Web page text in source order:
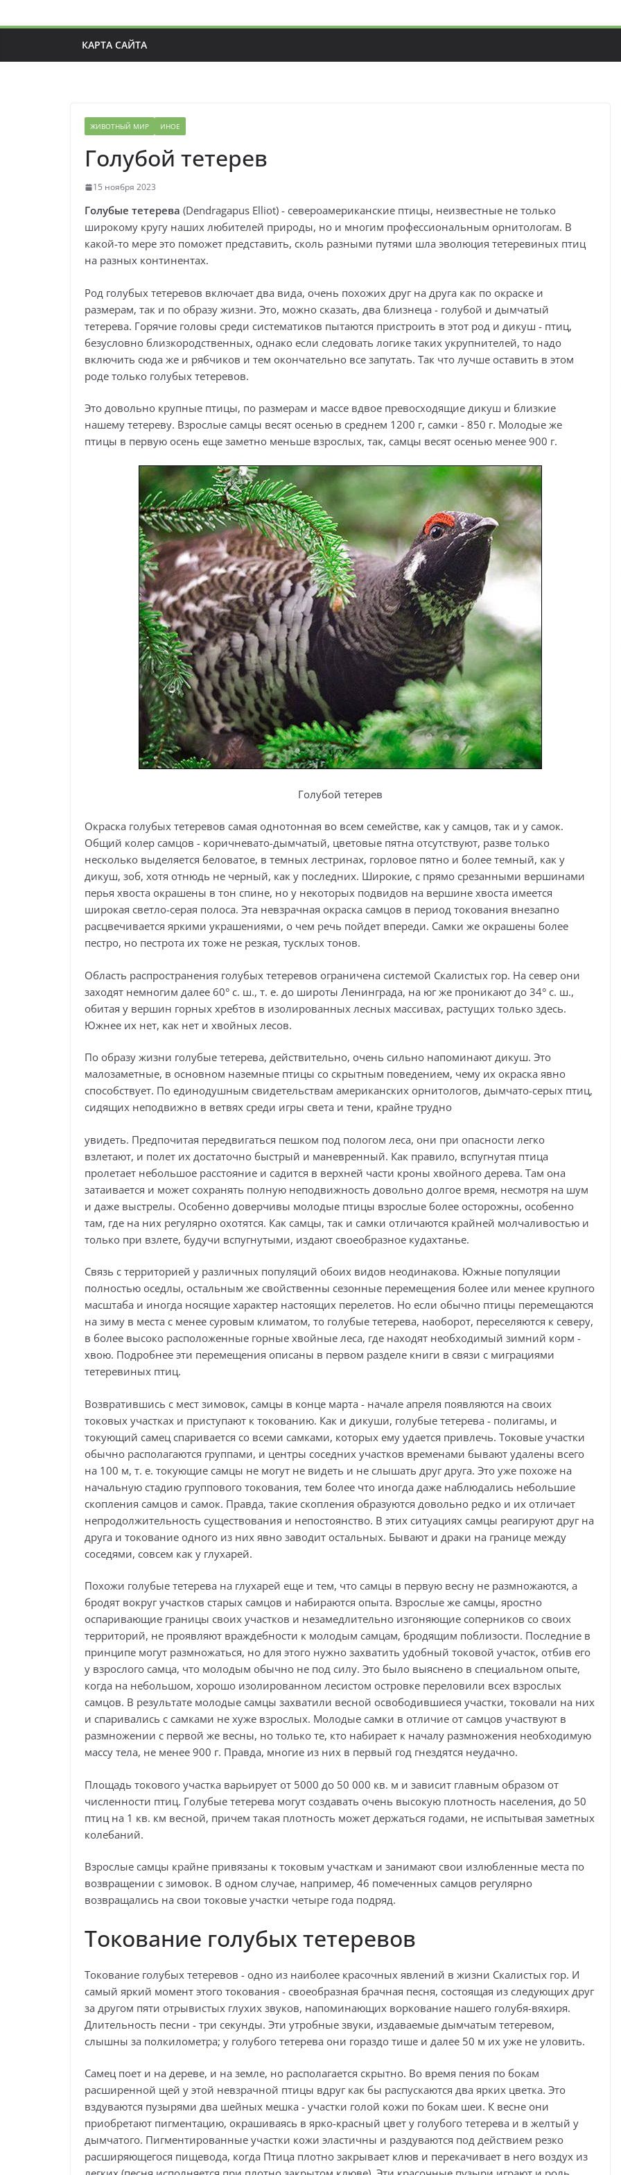
КАРТА САЙТА
ЖИВОТНЫЙ МИР ИНОЕ
Голубой тетерев
15 ноября 2023
Голубые тетерева (Dendragapus Elliot) - североамериканские птицы, неизвестные не только
широкому кругу наших любителей природы, но и многим профессиональным орнитологам. В
какой-то мере это поможет представить, сколь разными путями шла эволюция тетеревиных птиц
на разных континентах.
Род голубых тетеревов включает два вида, очень похожих друг на друга как по окраске и
размерам, так и по образу жизни. Это, можно сказать, два близнеца - голубой и дымчатый
тетерева. Горячие головы среди систематиков пытаются пристроить в этот род и дикуш - птиц,
безусловно близкородственных, однако если следовать логике таких укрупнителей, то надо
включить сюда же и рябчиков и тем окончательно все запутать. Так что лучше оставить в этом
роде только голубых тетеревов.
Это довольно крупные птицы, по размерам и массе вдвое превосходящие дикуш и близкие
нашему тетереву. Взрослые самцы весят осенью в среднем 1200 г, самки - 850 г. Молодые же
птицы в первую осень еще заметно меньше взрослых, так, самцы весят осенью менее 900 г.
Голубой тетерев
Окраска голубых тетеревов самая однотонная во всем семействе, как у самцов, так и у самок.
Общий колер самцов - коричневато-дымчатый, цветовые пятна отсутствуют, разве только
несколько выделяется беловатое, в темных лестринах, горловое пятно и более темный, как у
дикуш, зоб, хотя отнюдь не черный, как у последних. Широкие, с прямо срезанными вершинами
перья хвоста окрашены в тон спине, но у некоторых подвидов на вершине хвоста имеется
широкая светло-серая полоса. Эта невзрачная окраска самцов в период токования внезапно
расцвечивается яркими украшениями, о чем речь пойдет впереди. Самки же окрашены более
пестро, но пестрота их тоже не резкая, тусклых тонов.
Область распространения голубых тетеревов ограничена системой Скалистых гор. На север они
заходят немногим далее 60° с. ш., т. е. до широты Ленинграда, на юг же проникают до 34° с. ш.,
обитая у вершин горных хребтов в изолированных лесных массивах, растущих только здесь.
Южнее их нет, как нет и хвойных лесов.
По образу жизни голубые тетерева, действительно, очень сильно напоминают дикуш. Это
малозаметные, в основном наземные птицы со скрытным поведением, чему их окраска явно
способствует. По единодушным свидетельствам американских орнитологов, дымчато-серых птиц,
сидящих неподвижно в ветвях среди игры света и тени, крайне трудно
увидеть. Предпочитая передвигаться пешком под пологом леса, они при опасности легко
взлетают, и полет их достаточно быстрый и маневренный. Как правило, вспугнутая птица
пролетает небольшое расстояние и садится в верхней части кроны хвойного дерева. Там она
затаивается и может сохранять полную неподвижность довольно долгое время, несмотря на шум
и даже выстрелы. Особенно доверчивы молодые птицы взрослые более осторожны, особенно
там, где на них регулярно охотятся. Как самцы, так и самки отличаются крайней молчаливостью и
только при взлете, будучи вспугнутыми, издают своеобразное кудахтанье.
Связь с территорией у различных популяций обоих видов неодинакова. Южные популяции
полностью оседлы, остальным же свойственны сезонные перемещения более или менее крупного
масштаба и иногда носящие характер настоящих перелетов. Но если обычно птицы перемещаются
на зиму в места с менее суровым климатом, то голубые тетерева, наоборот, переселяются к северу,
в более высоко расположенные горные хвойные леса, где находят необходимый зимний корм -
хвою. Подробнее эти перемещения описаны в первом разделе книги в связи с миграциями
тетеревиных птиц.
Возвратившись с мест зимовок, самцы в конце марта - начале апреля появляются на своих
токовых участках и приступают к токованию. Как и дикуши, голубые тетерева - полигамы, и
токующий самец спаривается со всеми самками, которых ему удается привлечь. Токовые участки
обычно располагаются группами, и центры соседних участков временами бывают удалены всего
на 100 м, т. е. токующие самцы не могут не видеть и не слышать друг друга. Это уже похоже на
начальную стадию группового токования, тем более что иногда даже наблюдались небольшие
скопления самцов и самок. Правда, такие скопления образуются довольно редко и их отличает
непродолжительность существования и непостоянство. В этих ситуациях самцы реагируют друг на
друга и токование одного из них явно заводит остальных. Бывают и драки на границе между
соседями, совсем как у глухарей.
Похожи голубые тетерева на глухарей еще и тем, что самцы в первую весну не размножаются, а
бродят вокруг участков старых самцов и набираются опыта. Взрослые же самцы, яростно
оспаривающие границы своих участков и незамедлительно изгоняющие соперников со своих
территорий, не проявляют враждебности к молодым самцам, бродящим поблизости. Последние в
принципе могут размножаться, но для этого нужно захватить удобный токовой участок, отбив его
у взрослого самца, что молодым обычно не под силу. Это было выяснено в специальном опыте,
когда на небольшом, хорошо изолированном лесистом островке переловили всех взрослых
самцов. В результате молодые самцы захватили весной освободившиеся участки, токовали на них
и спаривались с самками не хуже взрослых. Молодые самки в отличие от самцов участвуют в
размножении с первой же весны, но только те, кто набирает к началу размножения необходимую
массу тела, не менее 900 г. Правда, многие из них в первый год гнездятся неудачно.
Площадь токового участка варьирует от 5000 до 50 000 кв. м и зависит главным образом от
численности птиц. Голубые тетерева могут создавать очень высокую плотность населения, до 50
птиц на 1 кв. км весной, причем такая плотность может держаться годами, не испытывая заметных
колебаний.
Взрослые самцы крайне привязаны к токовым участкам и занимают свои излюбленные места по
возвращении с зимовок. В одном случае, например, 46 помеченных самцов регулярно
возвращались на свои токовые участки четыре года подряд.
Токование голубых тетеревов
Токование голубых тетеревов - одно из наиболее красочных явлений в жизни Скалистых гор. И
самый яркий момент этого токования - своеобразная брачная песня, состоящая из следующих друг
за другом пяти отрывистых глухих звуков, напоминающих воркование нашего голубя-вяхиря.
Длительность песни - три секунды. Эти утробные звуки, издаваемые дымчатым тетеревом,
слышны за полкилометра; у голубого тетерева они гораздо тише и далее 50 м их уже не уловить.
Самец поет и на дереве, и на земле, но располагается скрытно. Во время пения по бокам
расширенной щей у этой невзрачной птицы вдруг как бы распускаются два ярких цветка. Это
вздуваются пузырями два шейных мешка - участки голой кожи по бокам шеи. К весне они
приобретают пигментацию, окрашиваясь в ярко-красный цвет у голубого тетерева и в желтый у
дымчатого. Пигментированные участки кожи эластичны и раздуваются под действием резко
расширяющегося пищевода, когда Птица плотно закрывает клюв и перекачивает в него воздух из